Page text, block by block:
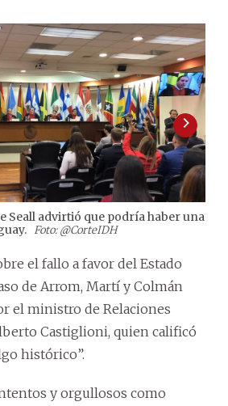
Seall advirtió que podría haber una
Foto: @CorteIDH
el fallo a favor del Estado
de Arrom, Martí y Colmán
el ministro de Relaciones
Castiglioni, quien calificó
histórico”.
y orgullosos como